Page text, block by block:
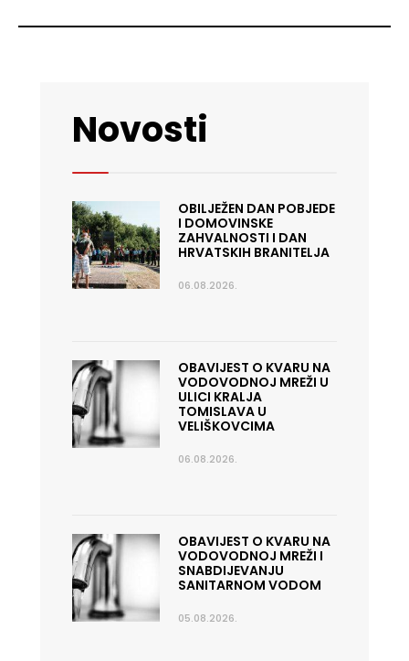
Novosti
OBILJEŽEN DAN POBJEDE
I DOMOVINSKE
ZAHVALNOSTI I DAN
HRVATSKIH BRANITELJA
06.08.2026.
OBAVIJEST O KVARU NA
VODOVODNOJ MREŽI U
ULICI KRALJA
TOMISLAVA U
VELIŠKOVCIMA
06.08.2026.
OBAVIJEST O KVARU NA
VODOVODNOJ MREŽI I
SNABDIJEVANJU
SANITARNOM VODOM
05.08.2026.